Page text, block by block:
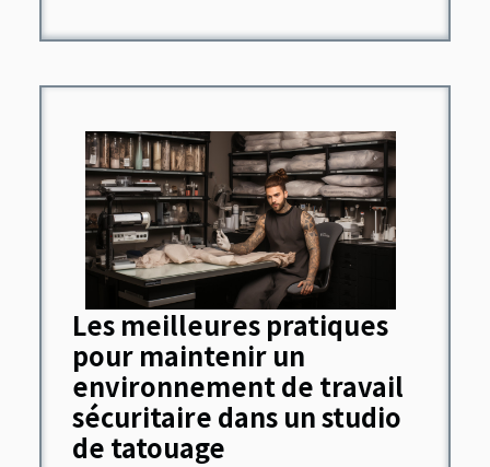
Les meilleures pratiques
pour maintenir un
environnement de travail
sécuritaire dans un studio
de tatouage